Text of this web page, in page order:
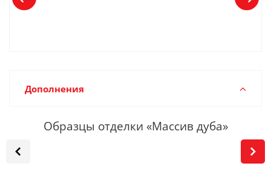
Дополнения
Образцы отделки «Массив дуба»